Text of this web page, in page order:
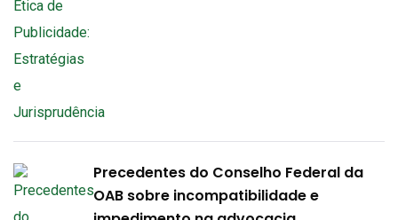
Precedentes do Conselho Federal da
OAB sobre incompatibilidade e